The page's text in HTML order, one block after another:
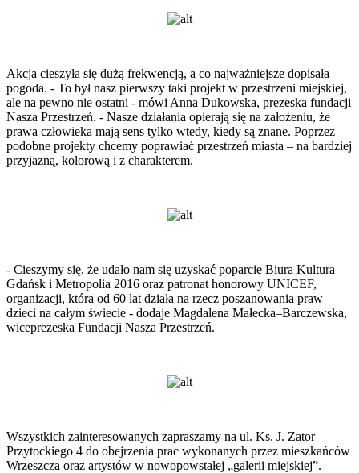
Akcja cieszyła się dużą frekwencją, a co najważniejsze dopisała
pogoda. - To był nasz pierwszy taki projekt w przestrzeni miejskiej,
ale na pewno nie ostatni - mówi Anna Dukowska, prezeska fundacji
Nasza Przestrzeń. - Nasze działania opierają się na założeniu, że
prawa człowieka mają sens tylko wtedy, kiedy są znane. Poprzez
podobne projekty chcemy poprawiać przestrzeń miasta – na bardziej
przyjazną, kolorową i z charakterem.
- Cieszymy się, że udało nam się uzyskać poparcie Biura Kultura
Gdańsk i Metropolia 2016 oraz patronat honorowy UNICEF,
organizacji, która od 60 lat działa na rzecz poszanowania praw
dzieci na całym świecie - dodaje Magdalena Małecka–Barczewska,
wiceprezeska Fundacji Nasza Przestrzeń.
Wszystkich zainteresowanych zapraszamy na ul. Ks. J. Zator–
Przytockiego 4 do obejrzenia prac wykonanych przez mieszkańców
Wrzeszcza oraz artystów w nowopowstałej „galerii miejskiej”.